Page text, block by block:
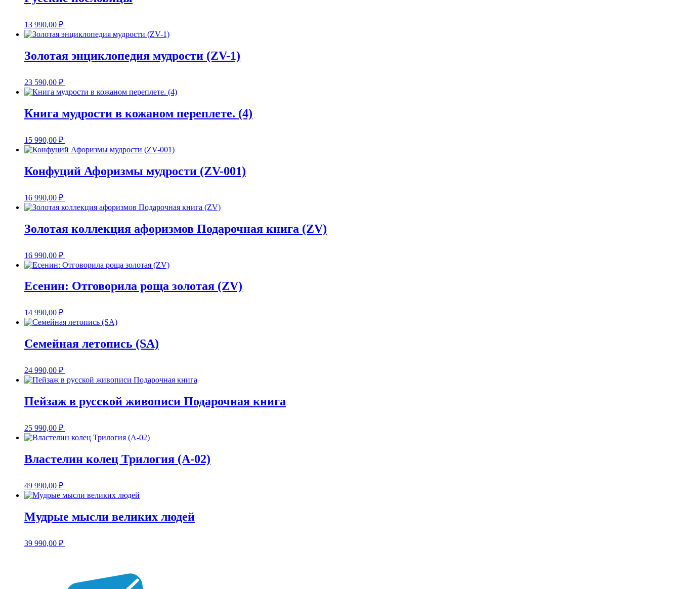
13 990,00 ₽
Золотая энциклопедия мудрости (ZV-1)
23 590,00 ₽
Книга мудрости в кожаном переплете. (4)
15 990,00 ₽
Конфуций Афоризмы мудрости (ZV-001)
16 990,00 ₽
Золотая коллекция афоризмов Подарочная книга (ZV)
16 990,00 ₽
Есенин: Отговорила роща золотая (ZV)
14 990,00 ₽
Семейная летопись (SA)
24 990,00 ₽
Пейзаж в русской живописи Подарочная книга
25 990,00 ₽
Властелин колец Трилогия (A-02)
49 990,00 ₽
Мудрые мысли великих людей
39 990,00 ₽